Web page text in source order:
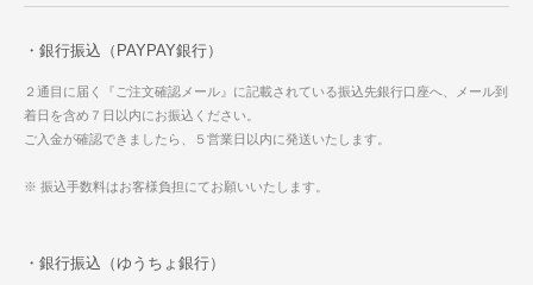
・銀行振込（PAYPAY銀行）
２通目に届く『ご注文確認メール』に記載されている振込先銀行口座へ、メール到
着日を含め７日以内にお振込ください。
ご入金が確認できましたら、５営業日以内に発送いたします。
※ 振込手数料はお客様負担にてお願いいたします。
・銀行振込（ゆうちょ銀行）